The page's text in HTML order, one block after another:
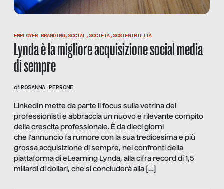
EMPLOYER BRANDING, SOCIAL, SOCIETÀ, SOSTENIBILITÀ
Lynda è la migliore acquisizione social media
di sempre
diROSANNA PERRONE
LinkedIn mette da parte il focus sulla vetrina dei
professionisti e abbraccia un nuovo e rilevante compito
della crescita professionale. È da dieci giorni
che l’annuncio fa rumore con la sua tredicesima e più
grossa acquisizione di sempre, nei confronti della
piattaforma di eLearning Lynda, alla cifra record di 1,5
miliardi di dollari, che si concluderà alla […]